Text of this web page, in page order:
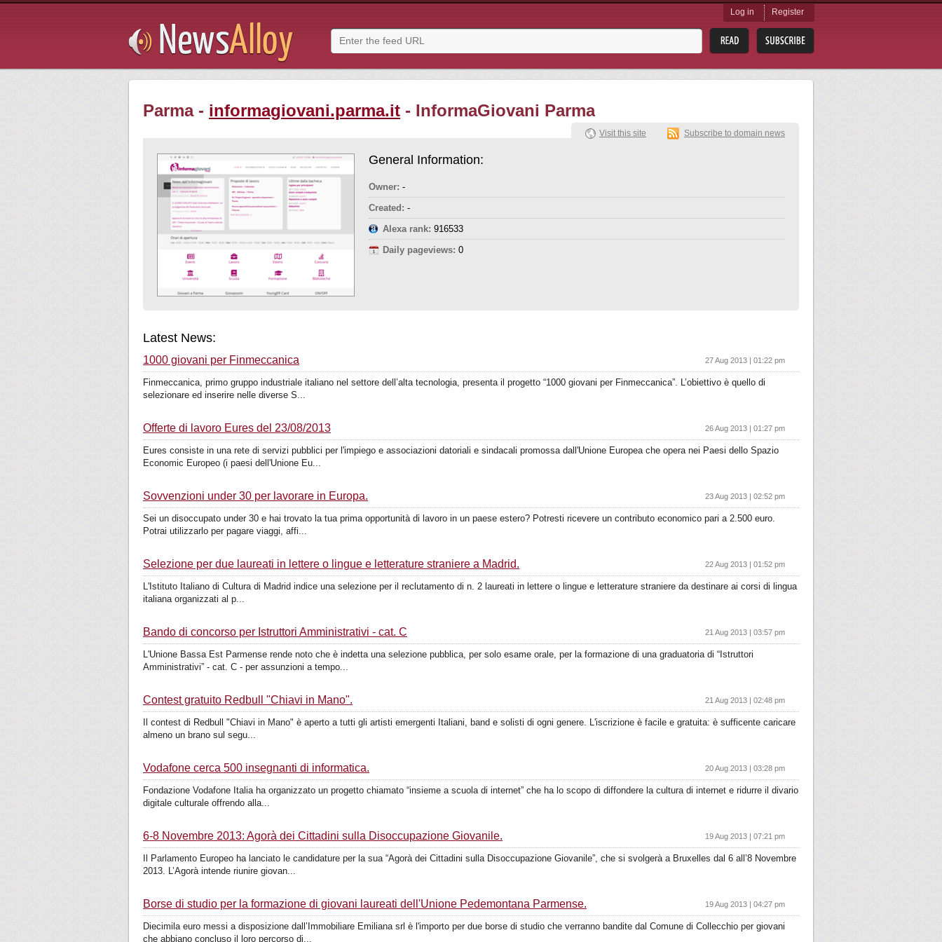
Log in Register
Parma - informagiovani.parma.it - InformaGiovani Parma
General Information:
Owner: -
Created: -
Alexa rank: 916533
Daily pageviews: 0
Visit this site Subscribe to domain news
Latest News:
1000 giovani per Finmeccanica 27 Aug 2013 | 01:22 pm
Finmeccanica, primo gruppo industriale italiano nel settore dell’alta tecnologia, presenta il progetto “1000 giovani per Finmeccanica”. L’obiettivo è quello di
selezionare ed inserire nelle diverse S...
Offerte di lavoro Eures del 23/08/2013 26 Aug 2013 | 01:27 pm
Eures consiste in una rete di servizi pubblici per l'impiego e associazioni datoriali e sindacali promossa dall'Unione Europea che opera nei Paesi dello Spazio
Economic Europeo (i paesi dell'Unione Eu...
Sovvenzioni under 30 per lavorare in Europa. 23 Aug 2013 | 02:52 pm
Sei un disoccupato under 30 e hai trovato la tua prima opportunità di lavoro in un paese estero? Potresti ricevere un contributo economico pari a 2.500 euro.
Potrai utilizzarlo per pagare viaggi, affi...
Selezione per due laureati in lettere o lingue e letterature straniere a Madrid. 22 Aug 2013 | 01:52 pm
L'Istituto Italiano di Cultura di Madrid indice una selezione per il reclutamento di n. 2 laureati in lettere o lingue e letterature straniere da destinare ai corsi di lingua
italiana organizzati al p...
Bando di concorso per Istruttori Amministrativi - cat. C 21 Aug 2013 | 03:57 pm
L'Unione Bassa Est Parmense rende noto che è indetta una selezione pubblica, per solo esame orale, per la formazione di una graduatoria di “Istruttori
Amministrativi” - cat. C - per assunzioni a tempo...
Contest gratuito Redbull "Chiavi in Mano". 21 Aug 2013 | 02:48 pm
Il contest di Redbull "Chiavi in Mano" è aperto a tutti gli artisti emergenti Italiani, band e solisti di ogni genere. L'iscrizione è facile e gratuita: è sufficente caricare
almeno un brano sul segu...
Vodafone cerca 500 insegnanti di informatica. 20 Aug 2013 | 03:28 pm
Fondazione Vodafone Italia ha organizzato un progetto chiamato “insieme a scuola di internet” che ha lo scopo di diffondere la cultura di internet e ridurre il divario
digitale culturale offrendo alla...
6-8 Novembre 2013: Agorà dei Cittadini sulla Disoccupazione Giovanile. 19 Aug 2013 | 07:21 pm
Il Parlamento Europeo ha lanciato le candidature per la sua “Agorà dei Cittadini sulla Disoccupazione Giovanile”, che si svolgerà a Bruxelles dal 6 all’8 Novembre
2013. L’Agorà intende riunire giovan...
Borse di studio per la formazione di giovani laureati dell'Unione Pedemontana Parmense. 19 Aug 2013 | 04:27 pm
Diecimila euro messi a disposizione dall’Immobiliare Emiliana srl è l'importo per due borse di studio che verranno bandite dal Comune di Collecchio per giovani
che abbiano concluso il loro percorso di...